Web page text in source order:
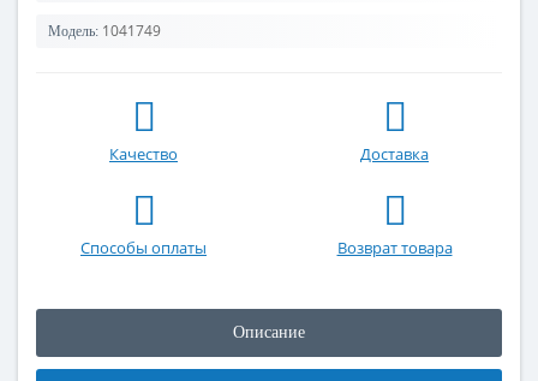
Модель: 1041749
Качество Доставка
Способы оплаты Возврат товара
Описание